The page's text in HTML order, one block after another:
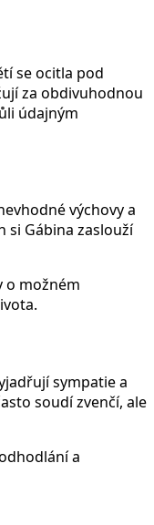
se ocitla pod
za obdivuhodnou
údajným
výchovy a
si Gábina zaslouží
o možném
sympatie a
soudí zvenčí, ale
a